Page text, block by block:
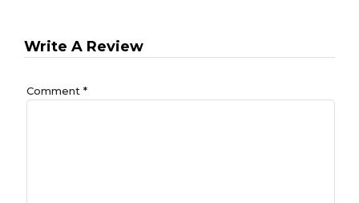
Write A Review
Comment *